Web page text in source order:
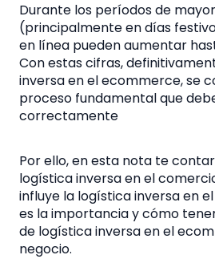
Durante los períodos de
(principalmente en días
en línea pueden aumentar
Con estas cifras,
inversa en el ecommerce, se
proceso fundamental que
correctamente
Por ello, en esta nota te
logística inversa en el
influye la logística inversa en
es la importancia y cómo
de logística inversa en el
negocio.